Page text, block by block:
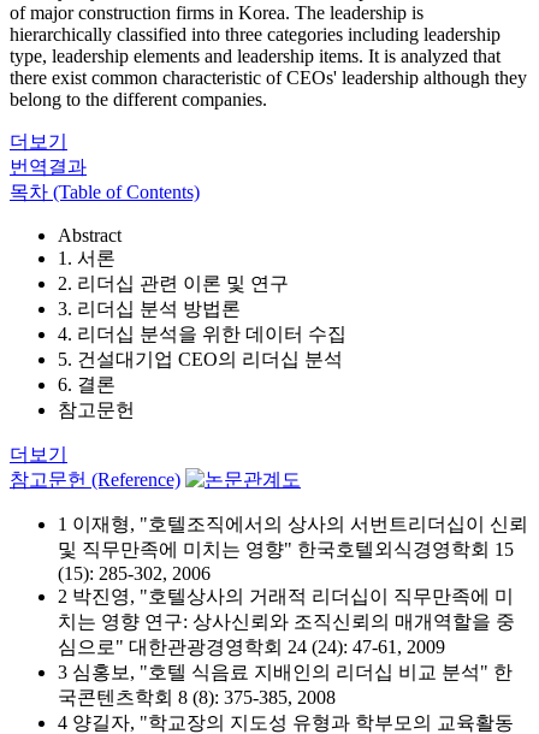
of major construction firms in Korea. The leadership is
hierarchically classified into three categories including leadership
type, leadership elements and leadership items. It is analyzed that
there exist common characteristic of CEOs' leadership although they
belong to the different companies.
더보기
번역결과
목차 (Table of Contents)
Abstract
1. 서론
2. 리더십 관련 이론 및 연구
3. 리더십 분석 방법론
4. 리더십 분석을 위한 데이터 수집
5. 건설대기업 CEO의 리더십 분석
6. 결론
참고문헌
더보기
참고문헌 (Reference)
1 이재형, "호텔조직에서의 상사의 서번트리더십이 신뢰
및 직무만족에 미치는 영향" 한국호텔외식경영학회 15
(15): 285-302, 2006
2 박진영, "호텔상사의 거래적 리더십이 직무만족에 미
치는 영향 연구: 상사신뢰와 조직신뢰의 매개역할을 중
심으로" 대한관광경영학회 24 (24): 47-61, 2009
3 심홍보, "호텔 식음료 지배인의 리더십 비교 분석" 한
국콘텐츠학회 8 (8): 375-385, 2008
4 양길자, "학교장의 지도성 유형과 학부모의 교육활동